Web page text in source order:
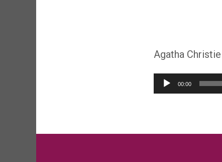
Agatha
Audio-
Player
00:00